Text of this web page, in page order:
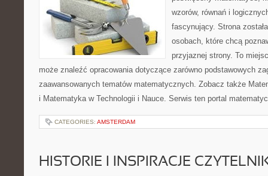
wzorów, równań i
fascynujący. Strona
osobach, które chcą
przyjaznej strony. To
może znaleźć opracowania dotyczące zarówno podstawowych
zaawansowanych tematów matematycznych. Zobacz także
i Matematyka w Technologii i Nauce. Serwis ten portal
CATEGORIES: AMSTERDAM
HISTORIE I INSPIRACJE